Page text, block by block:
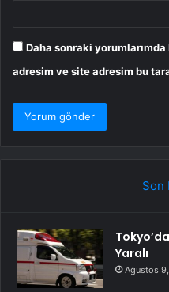
Daha sonraki
adresim ve site adresim bu
Son
Tokyo’da
Yaralı
Ağustos